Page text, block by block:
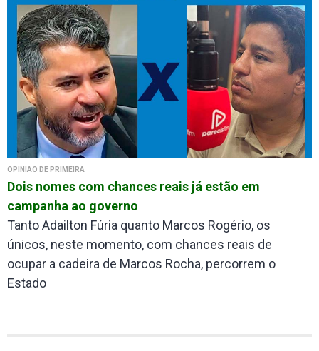
OPINIÃO DE PRIMEIRA
Dois nomes com chances reais já estão em
campanha ao governo
Tanto Adailton Fúria quanto Marcos Rogério, os
únicos, neste momento, com chances reais de
ocupar a cadeira de Marcos Rocha, percorrem o
Estado